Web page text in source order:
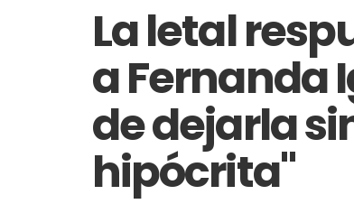
La letal
a Fernanda
de dejarla
hipócrita"